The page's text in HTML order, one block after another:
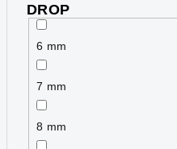
DROP
6 mm
7 mm
8 mm